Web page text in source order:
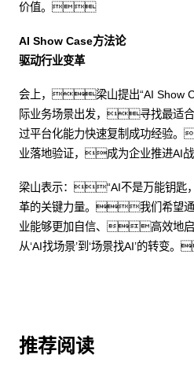
价值。
AI Show Case方法论
驱动行业变革
会上，梁山提出“AI Show
际业务场景出发，寻找最适
过平台化能力快速复制成功经验
业落地验证，成为企业推进AI
梁山表示：“AI不是万能钥
革的关键力量。我们希望
业能够更加自信、高效地
从‘AI找场景’到‘场景找AI’的转变
推荐阅读